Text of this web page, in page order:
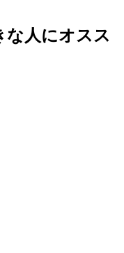
な人にオスス